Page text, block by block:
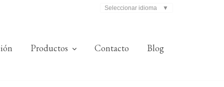
Seleccionar idioma ▼
Productos Contacto Blog